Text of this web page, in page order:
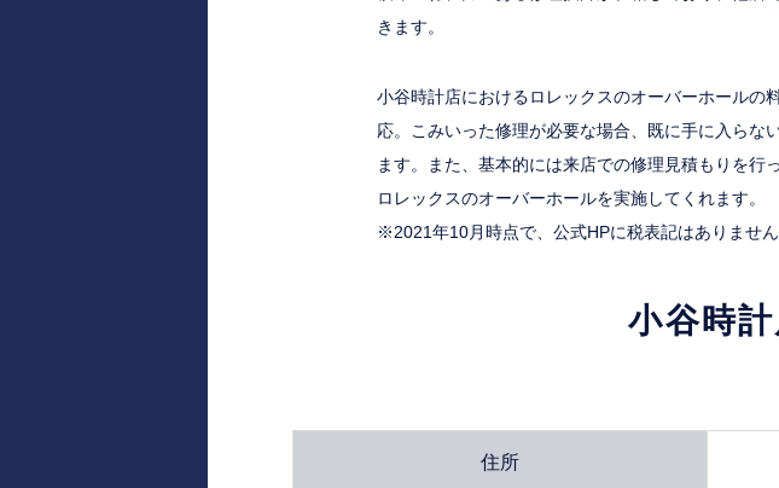
きます。
小谷時計店におけるロレックスのオーバーホール
応。こみいった修理が必要な場合、既に手に入らな
ます。また、基本的には来店での修理見積もりを
ロレックスのオーバーホールを実施してくれます。
※2021年10月時点で、公式HPに税表記はありません
小谷時
住所